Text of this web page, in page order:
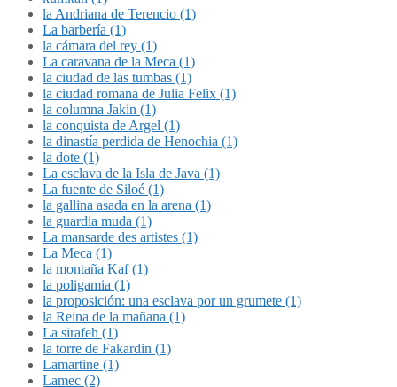
la Andriana de Terencio (1)
La barbería (1)
la cámara del rey (1)
La caravana de la Meca (1)
la ciudad de las tumbas (1)
la ciudad romana de Julia Felix (1)
la columna Jakín (1)
la conquista de Argel (1)
la dinastía perdida de Henochia (1)
la dote (1)
La esclava de la Isla de Java (1)
La fuente de Siloé (1)
la gallina asada en la arena (1)
la guardia muda (1)
La mansarde des artistes (1)
La Meca (1)
la montaña Kaf (1)
la poligamia (1)
la proposición: una esclava por un grumete (1)
la Reina de la mañana (1)
La sirafeh (1)
la torre de Fakardin (1)
Lamartine (1)
Lamec (2)